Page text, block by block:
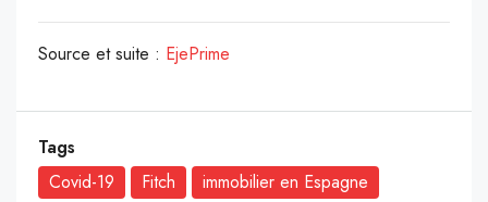
Source et suite : EjePrime
Tags
Covid-19
Fitch
immobilier en Espagne